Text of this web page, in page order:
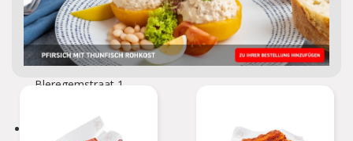
Herseltsesteenweg 82
AARSCHOT
AFFLIGEM
Bleregemstraat 1